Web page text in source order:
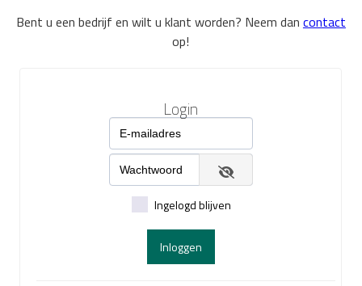
Bent u een bedrijf en wilt u klant worden? Neem dan contact
op!
Login
Ingelogd blijven
Inloggen